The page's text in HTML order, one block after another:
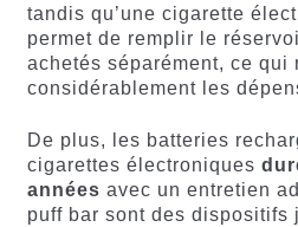
tandis qu’une cigarette
permet de remplir le
achetés séparément, ce qui
considérablement les
De plus, les batteries
cigarettes électroniques
années avec un entretien
puff bar sont des dispositifs